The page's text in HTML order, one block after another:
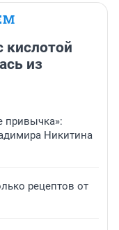
кислотой
из
привычка»:
Никитина
рецептов от